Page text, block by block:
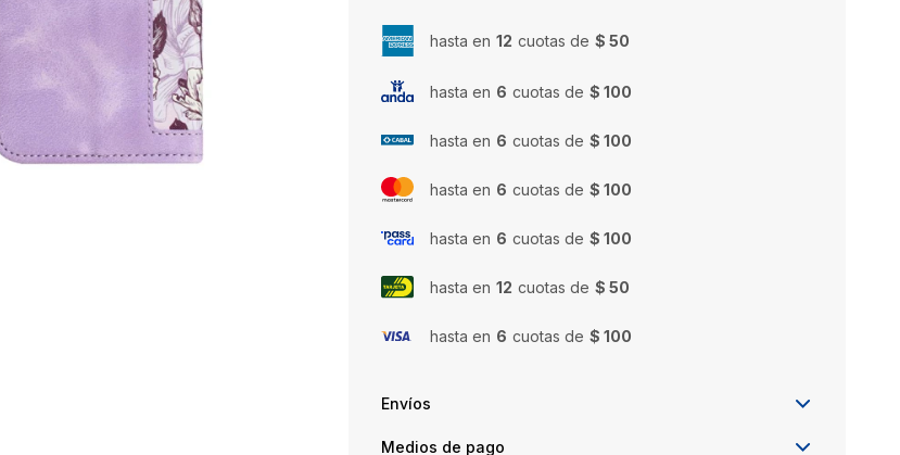
hasta en 12 cuotas de $ 50
hasta en 6 cuotas de $ 100
hasta en 6 cuotas de $ 100
hasta en 6 cuotas de $ 100
hasta en 6 cuotas de $ 100
hasta en 12 cuotas de $ 50
hasta en 6 cuotas de $ 100
Envíos
Medios de pago